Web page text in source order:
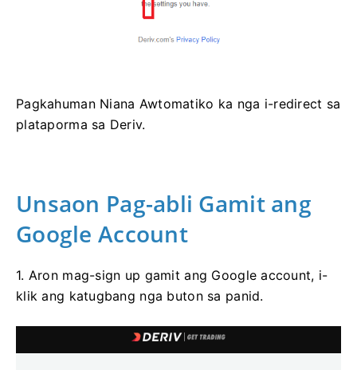
Pagkahuman Niana Awtomatiko ka nga i-redirect sa
plataporma sa Deriv.
Unsaon Pag-abli Gamit ang
Google Account
1. Aron mag-sign up gamit ang Google account, i-
klik ang katugbang nga buton sa panid.